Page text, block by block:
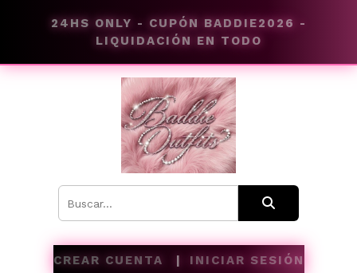
24HS ONLY - CUPÓN BADDIE2026 -
LIQUIDACIÓN EN TODO
CREAR CUENTA INICIAR SESIÓN